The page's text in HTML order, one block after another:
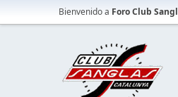
Bienvenido a Foro Club